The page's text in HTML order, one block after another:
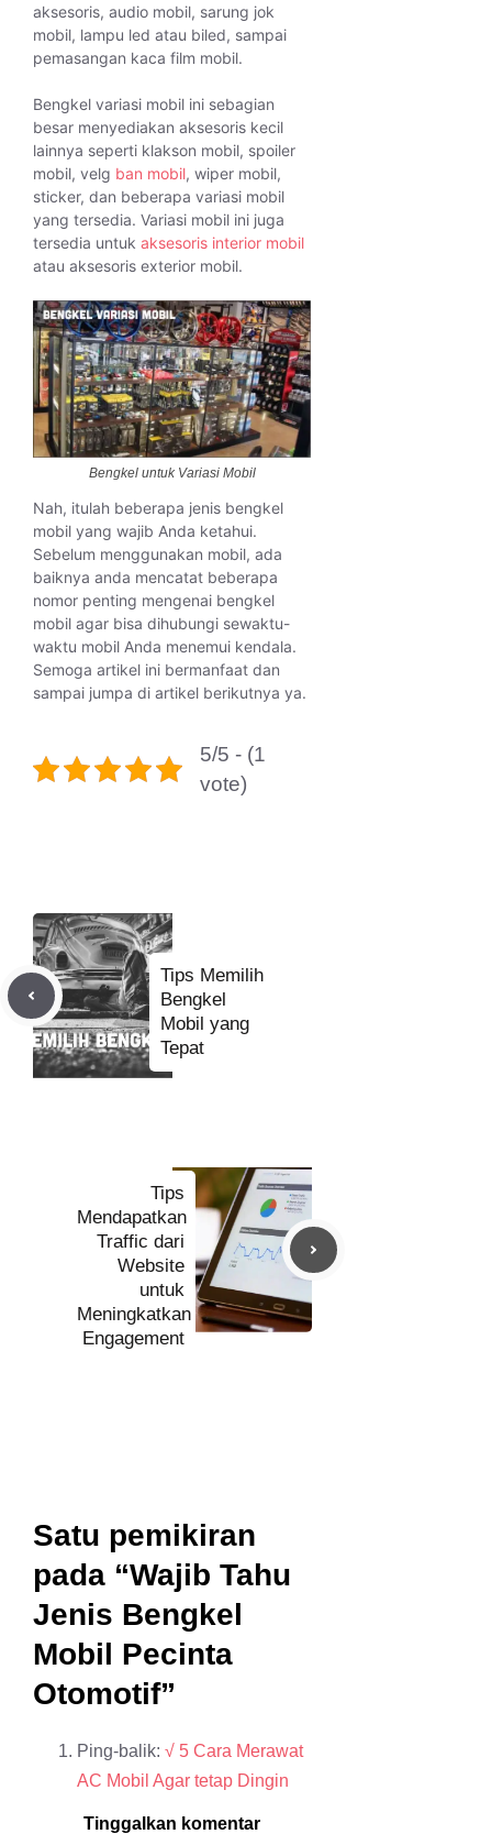
aksesoris, audio mobil, sarung jok
mobil, lampu led atau biled, sampai
pemasangan kaca film mobil.
Bengkel variasi mobil ini sebagian
besar menyediakan aksesoris kecil
lainnya seperti klakson mobil, spoiler
mobil, velg ban mobil, wiper mobil,
sticker, dan beberapa variasi mobil
yang tersedia. Variasi mobil ini juga
tersedia untuk aksesoris interior mobil
atau aksesoris exterior mobil.
Bengkel untuk Variasi Mobil
Nah, itulah beberapa jenis bengkel
mobil yang wajib Anda ketahui.
Sebelum menggunakan mobil, ada
baiknya anda mencatat beberapa
nomor penting mengenai bengkel
mobil agar bisa dihubungi sewaktu-
waktu mobil Anda menemui kendala.
Semoga artikel ini bermanfaat dan
sampai jumpa di artikel berikutnya ya.
5/5 - (1
vote)
Tips Memilih
Bengkel
Mobil yang
Tepat
Tips
Mendapatkan
Traffic dari
Website
untuk
Meningkatkan
Engagement
Satu pemikiran
pada “Wajib Tahu
Jenis Bengkel
Mobil Pecinta
Otomotif”
Ping-balik: √ 5 Cara Merawat
AC Mobil Agar tetap Dingin
Tinggalkan komentar